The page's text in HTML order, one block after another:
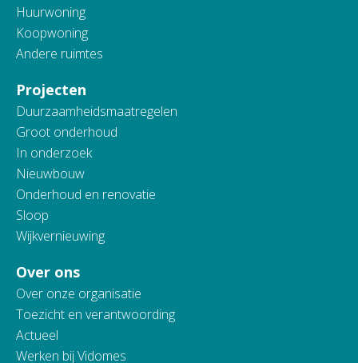
Huurwoning
Koopwoning
Andere ruimtes
Projecten
Duurzaamheidsmaatregelen
Groot onderhoud
In onderzoek
Nieuwbouw
Onderhoud en renovatie
Sloop
Wijkvernieuwing
Over ons
Over onze organisatie
Toezicht en verantwoording
Actueel
Werken bij Vidomes